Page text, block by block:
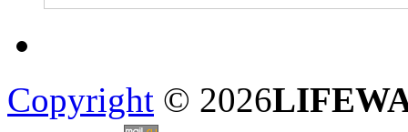
Copyright © 2026